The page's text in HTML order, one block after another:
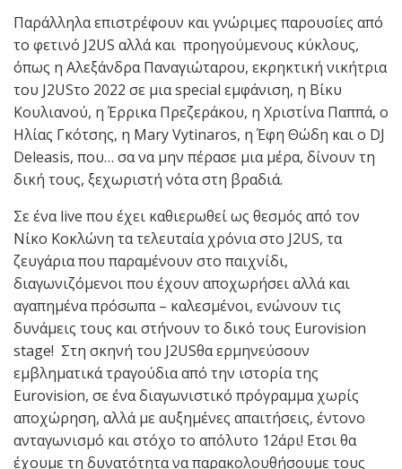
Παράλληλα επιστρέφουν και γνώριμες παρουσίες από
το φετινό J2US αλλά και προηγούμενους κύκλους,
όπως η Αλεξάνδρα Παναγιώταρου, εκρηκτική νικήτρια
του J2USτο 2022 σε μια special εμφάνιση, η Βίκυ
Κουλιανού, η Έρρικα Πρεζεράκου, η Χριστίνα Παππά, ο
Ηλίας Γκότσης, η Mary Vytinaros, η Έφη Θώδη και ο DJ
Deleasis, που… σα να μην πέρασε μια μέρα, δίνουν τη
δική τους, ξεχωριστή νότα στη βραδιά.
Σε ένα live που έχει καθιερωθεί ως θεσμός από τον
Νίκο Κοκλώνη τα τελευταία χρόνια στο J2US, τα
ζευγάρια που παραμένουν στο παιχνίδι,
διαγωνιζόμενοι που έχουν αποχωρήσει αλλά και
αγαπημένα πρόσωπα – καλεσμένοι, ενώνουν τις
δυνάμεις τους και στήνουν το δικό τους Eurovision
stage! Στη σκηνή του J2USθα ερμηνεύσουν
εμβληματικά τραγούδια από την ιστορία της
Eurovision, σε ένα διαγωνιστικό πρόγραμμα χωρίς
αποχώρηση, αλλά με αυξημένες απαιτήσεις, έντονο
ανταγωνισμό και στόχο το απόλυτο 12άρι! Ετσι θα
έχουμε τη δυνατότητα να παρακολουθήσουμε τους